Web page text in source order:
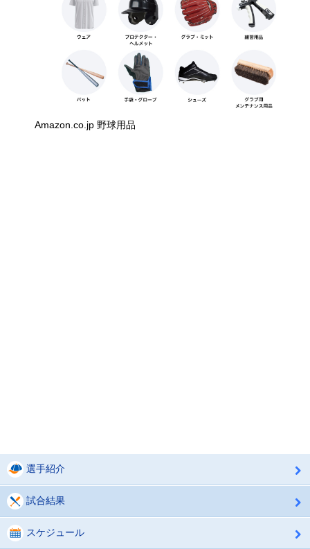
Amazon.co.jp 野球用品
選手紹介
試合結果
スケジュール